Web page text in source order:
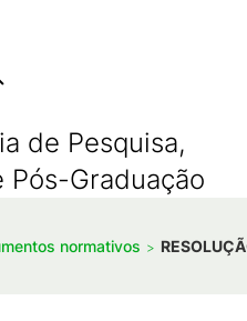
de Pesquisa,
Pós-Graduação
normativos